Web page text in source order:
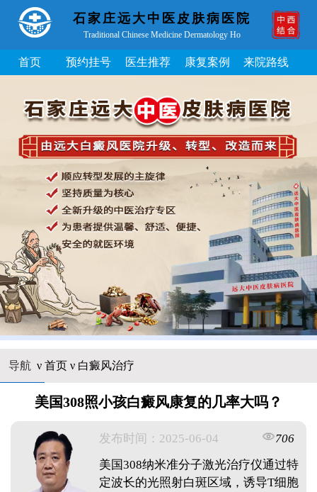
石家庄远大中医皮肤病医院
Traditional Chinese Medicine Dermatology Ho
首页 预约挂号 医生推荐 康复案例 来院路线
导航 ν 首页ν 白癜风治疗
美国308照小孩白癜风康复的几率大吗？
发布时间：2025-06-04
706
美国308纳米准分子激光治疗仪通过特
定波长的光照射白斑区域，诱导T细胞